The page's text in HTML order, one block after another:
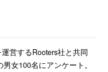
営するRooters社と共同
女100名にアンケート。